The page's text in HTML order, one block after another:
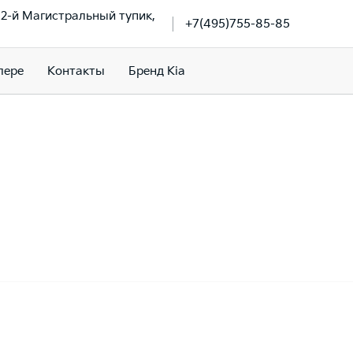
й Магистральный тупик,
+7(495)755-85-85
Контакты Бренд Kia